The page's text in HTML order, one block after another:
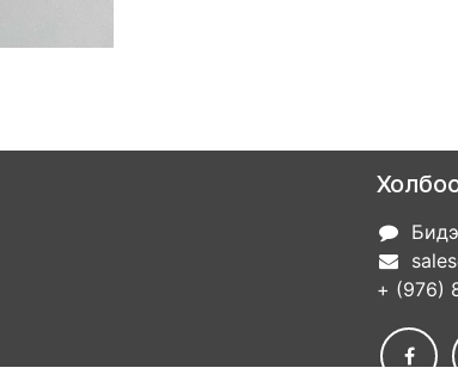
+ (976)